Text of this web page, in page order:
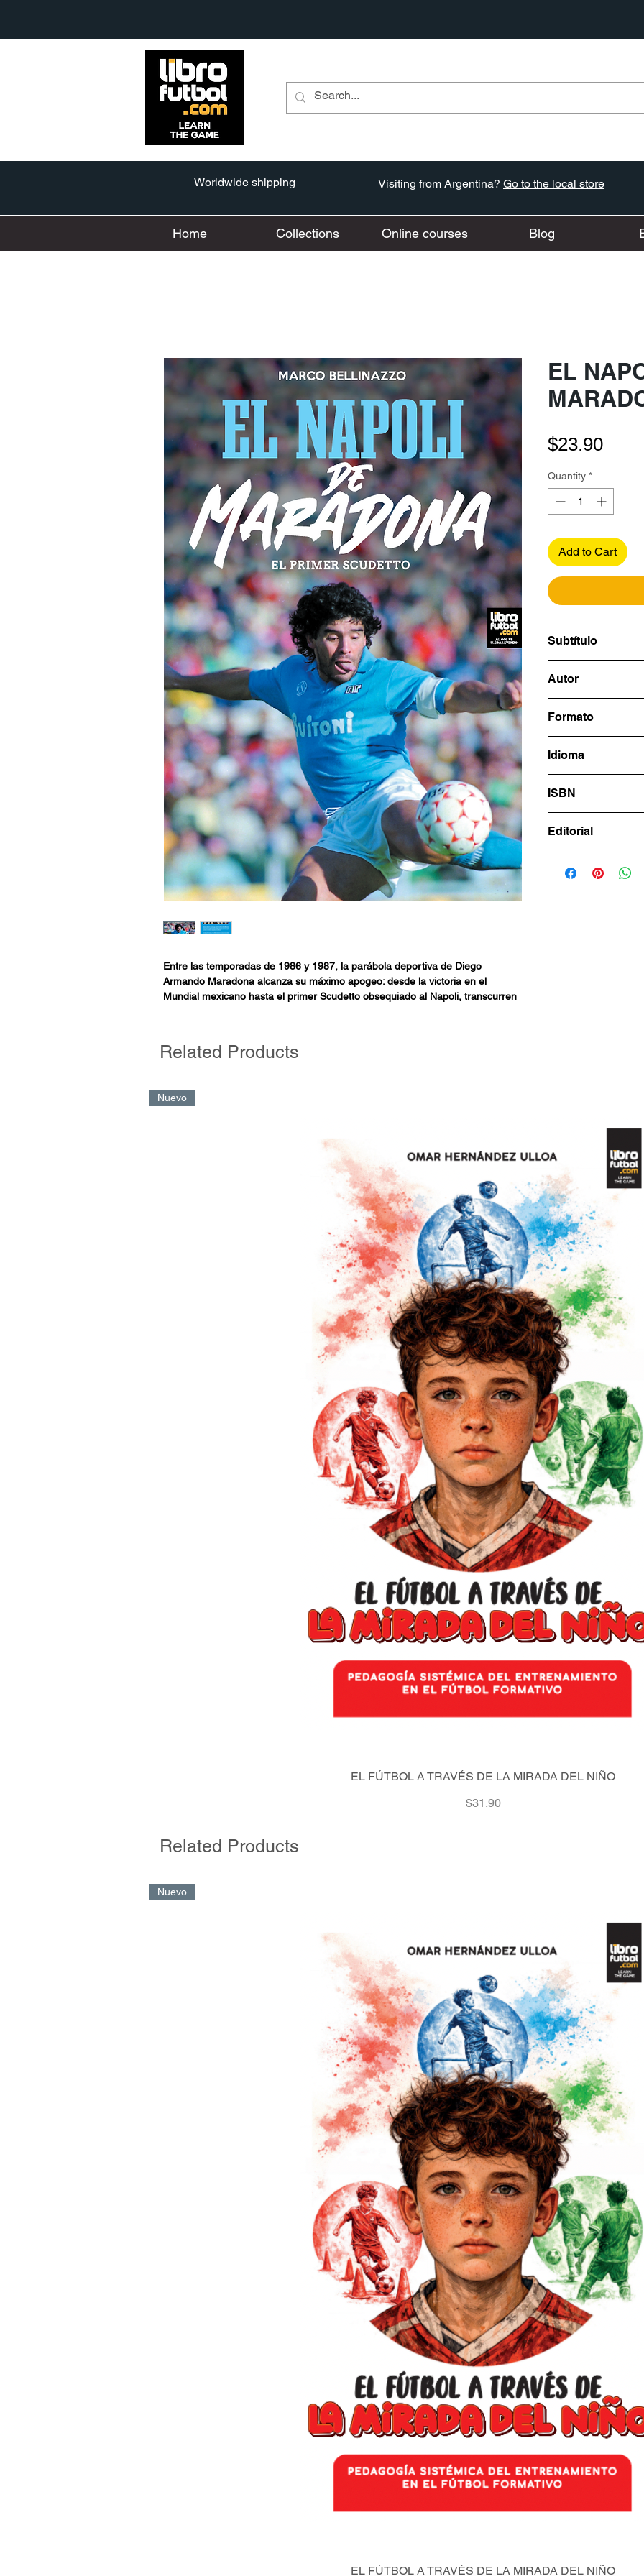
Worldwide shipping Visiting from Argentina? Go to the local store
Home Collections Online courses Blog
Entre las temporadas de 1986 y 1987, la parábola deportiva de Diego
Armando Maradona alcanza su máximo apogeo: desde la victoria en el
Mundial mexicano hasta el primer Scudetto obsequiado al Napoli, transcurren
esa época, el campeonato más bello y más difícil– representan la catarsis de
haberse identificado con una lucha por la liberación conducida por el Diez.
Diego ha sido una obra de arte y, por lo tanto, un acto político. No es casual
que haya sido tan amado por los hinchas como hostigado por las instituciones,
como por ejemplo el fisco italiano que lo persiguió hasta su muerte
reclamando un dinero que no le correspondía (como reconoce una sentencia
emitida por el máximo órgano de justicia italiana, luego de la partida de
Maradona). La última victoria del Pibe de Oro.
EL
$23.90Price
Quantity *
Add to Cart
Subtítulo
Autor
Formato
Idioma
ISBN
Editorial
Related Products
Quick View
Nuevo
EL FÚTBOL A TRAVÉS DE LA MIRADA DEL NIÑO
Price
$31.90
Related Products
Quick View
Nuevo
EL FÚTBOL A TRAVÉS DE LA MIRADA DEL NIÑO